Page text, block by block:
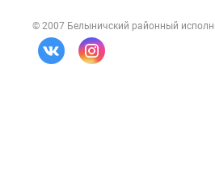
© 2007 Белыничский районный